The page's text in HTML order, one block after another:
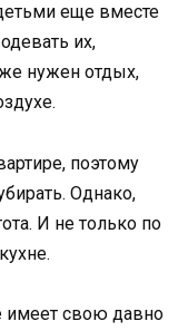
еще вместе
их,
нужен отдых,
поэтому
Однако,
И не только по
имеет свою давно